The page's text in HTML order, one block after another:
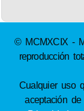
© MCMXCIX -
reproducción
Cualquier uso
aceptación